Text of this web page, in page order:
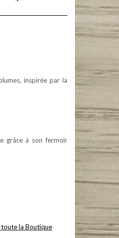
inspirée par la
grâce à son fermoir
la Boutique